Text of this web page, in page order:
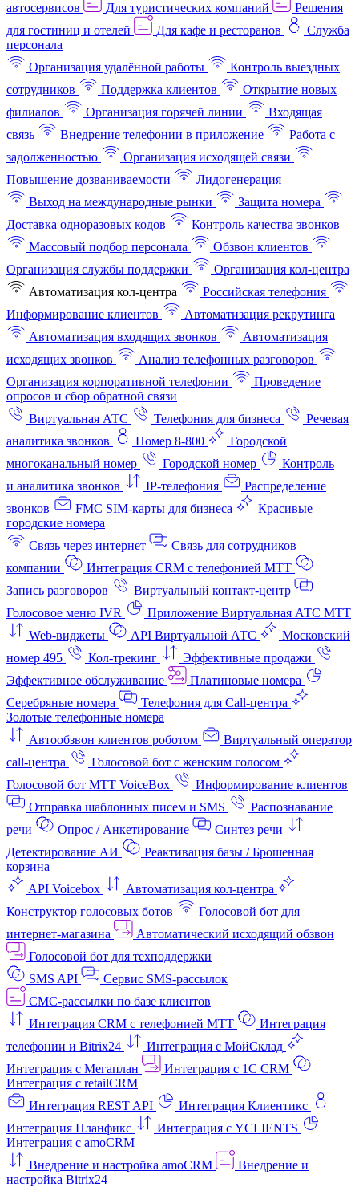
автосервисов
Для туристических компаний
Решения
для гостиниц и отелей
Для кафе и ресторанов
Служба
персонала
Организация удалённой работы
Контроль выездных
сотрудников
Поддержка клиентов
Открытие новых
филиалов
Организация горячей линии
Входящая
связь
Внедрение телефонии в приложение
Работа с
задолженностью
Организация исходящей связи
Повышение дозваниваемости
Лидогенерация
Выход на международные рынки
Защита номера
Доставка одноразовых кодов
Контроль качества звонков
Массовый подбор персонала
Обзвон клиентов
Организация службы поддержки
Организация кол-центра
Автоматизация кол-центра
Российская телефония
Информирование клиентов
Автоматизация рекрутинга
Автоматизация входящих звонков
Автоматизация
исходящих звонков
Анализ телефонных разговоров
Организация корпоративной телефонии
Проведение
опросов и сбор обратной связи
Виртуальная АТС
Телефония для бизнеса
Речевая
аналитика звонков
Номер 8-800
Городской
многоканальный номер
Городской номер
Контроль
и аналитика звонков
IP-телефония
Распределение
звонков
FMC SIM-карты для бизнеса
Красивые
городские номера
Связь через интернет
Связь для сотрудников
компании
Интеграция CRM с телефонией МТТ
Запись разговоров
Виртуальный контакт‑центр
Голосовое меню IVR
Приложение Виртуальная АТС МТТ
Web-виджеты
API Виртуальной АТС
Московский
номер 495
Кол-трекинг
Эффективные продажи
Эффективное обслуживание
Платиновые номера
Серебряные номера
Телефония для Call-центра
Золотые телефонные номера
Автообзвон клиентов роботом
Виртуальный оператор
call-центра
Голосовой бот с женским голосом
Голосовой бот МТТ VoiceBox
Информирование клиентов
Отправка шаблонных писем и SMS
Распознавание
речи
Опрос / Анкетирование
Синтез речи
Детектирование АИ
Реактивация базы / Брошенная
корзина
API Voicebox
Автоматизация кол‑центра
Конструктор голосовых ботов
Голосовой бот для
интернет‑магазина
Автоматический исходящий обзвон
Голосовой бот для техподдержки
SMS API
Сервис SMS-рассылок
СМС-рассылки по базе клиентов
Интеграция CRM с телефонией МТТ
Интеграция
телефонии и Bitrix24
Интеграция с МойСклад
Интеграция с Мегаплан
Интеграция с 1C CRM
Интеграция с retailCRM
Интеграция REST API
Интеграция Клиентикс
Интеграция Планфикс
Интеграция с YCLIENTS
Интеграция с amoCRM
Внедрение и настройка amoCRM
Внедрение и
настройка Bitrix24